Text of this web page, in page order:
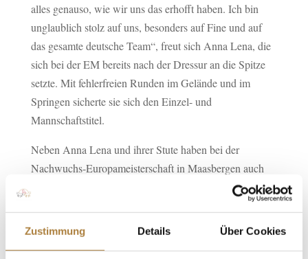
Zustimmung Details Über Cookies
alles genauso, wie wir uns das erhofft haben. Ich bin
unglaublich stolz auf uns, besonders auf Fine und auf
das gesamte deutsche Team“, freut sich Anna Lena, die
sich bei der EM bereits nach der Dressur an die Spitze
setzte. Mit fehlerfreien Runden im Gelände und im
Springen sicherte sie sich den Einzel- und
Mannschaftstitel.
Neben Anna Lena und ihrer Stute haben bei der
Nachwuchs-Europameisterschaft in Maasbergen auch
ihre Teamkollegen Ann-Catrin Bierlein (Warendorf) mit
Auf geht’s Fräulein Hummel, Joelle Selenkowitsch
(Achim) mit Akeby’s Zum Glück und nicht zuletzt